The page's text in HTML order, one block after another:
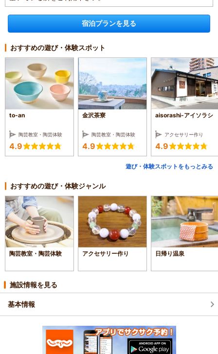
宿泊プランを見る
おすすめの遊び・体験スポット
to-an
陶芸教室・陶芸体験
4.9
金沢茶寮
陶芸教室・陶芸体験
4.9
aisorashi-アイソラシ
アクセサリー作り
4.9
遊び・体験スポットをもっとみる
おすすめの遊び・体験ジャンル
陶芸教室・陶芸体験 アクセサリー作り 日帰り温泉
施設情報を見る
基本情報